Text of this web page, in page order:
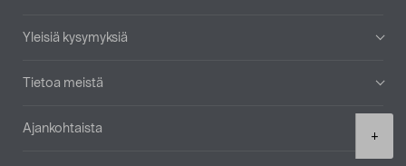
+
Yleisiä kysymyksiä
Tietoa meistä
Ajankohtaista